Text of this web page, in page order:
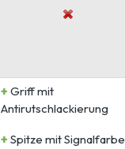
+ Griff mit
Antirutschlackierung
+ Spitze mit Signalfarbe